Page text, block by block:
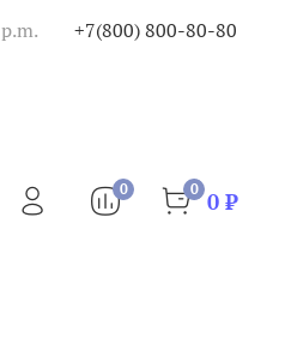
+7(800) 800-80-80
0 0 0 ₽